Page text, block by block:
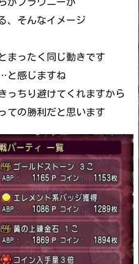
、そんなイメージ
まったく同じ動きです
と感じますね
っちり避けてくれますから
ての勝利だと思います